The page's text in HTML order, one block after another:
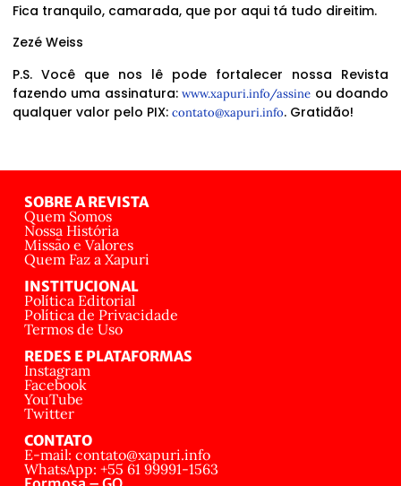
Fica tranquilo, camarada, que por aqui tá tudo direitim.
Zezé Weiss
P.S. Você que nos lê pode fortalecer nossa Revista
fazendo uma assinatura:www.xapuri.info/assine ou doando
qualquer valor pelo PIX: contato@xapuri.info. Gratidão!
SOBRE A REVISTA
Quem Somos
Nossa História
Missão e Valores
Quem Faz a Xapuri
INSTITUCIONAL
Política Editorial
Política de Privacidade
Termos de Uso
REDES E PLATAFORMAS
Instagram
Facebook
YouTube
Twitter
CONTATO
E-mail: contato@xapuri.info
WhatsApp: +55 61 99991-1563